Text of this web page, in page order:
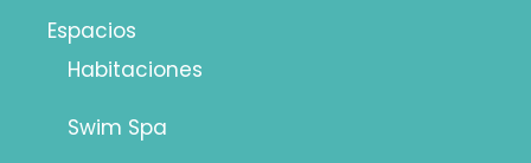
Espacios
Habitaciones
Swim Spa